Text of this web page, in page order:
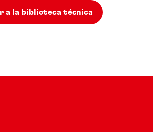
Ir a la biblioteca técnica